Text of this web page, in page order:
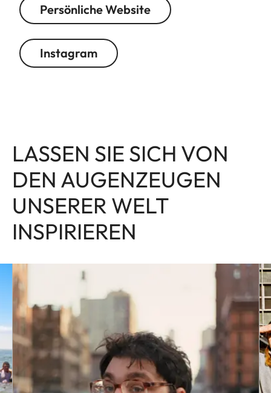
Persönliche Website
Instagram
LASSEN SIE SICH VON
DEN AUGENZEUGEN
UNSERER WELT
INSPIRIEREN